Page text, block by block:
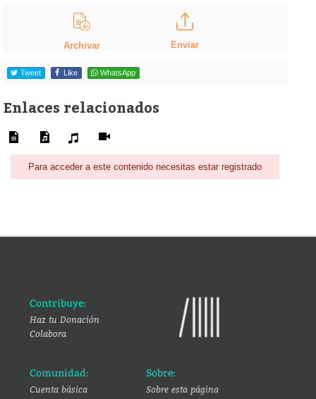
Archivar Enviar
Tweet Like WhatsApp
Enlaces relacionados
Para acceder a este contenido necesitas estar registrado
Contribuye:
Haz tu Donación
Colabora
Comunidad:
Cuenta básica
Sobre:
Sobre esta página